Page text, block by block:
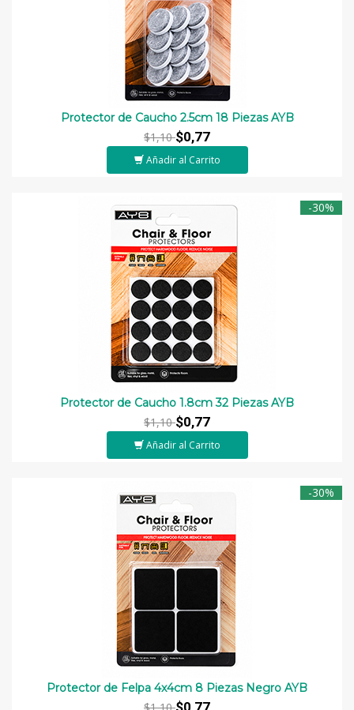
Protector de Caucho 2.5cm 18 Piezas AYB
$1,10$0,77
Añadir al Carrito
-30%
Protector de Caucho 1.8cm 32 Piezas AYB
$1,10$0,77
Añadir al Carrito
-30%
Protector de Felpa 4x4cm 8 Piezas Negro AYB
$1,10$0,77